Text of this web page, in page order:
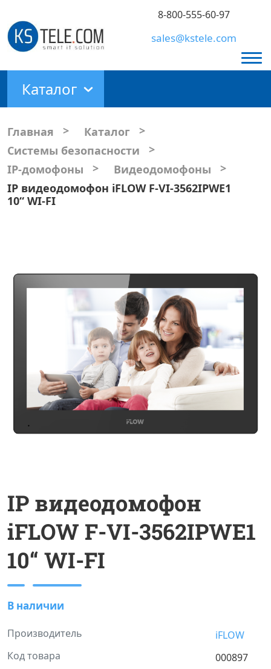
8-800-555-60-97
sales@kstele.com
Каталог
Главная > Каталог
>
Системы безопасности
>
IP-домофоны
> Видеодомофоны
>
IP видеодомофон iFLOW F-VI-3562IPWE1
10“ WI-FI
IP видеодомофон
iFLOW F-VI-3562IPWE1
10“ WI-FI
В наличии
Производитель
iFLOW
Код товара
000897